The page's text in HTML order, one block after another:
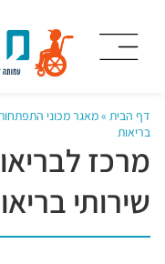
דף הבית »מאגר מכוני
בריאות
מרכז
שירותי